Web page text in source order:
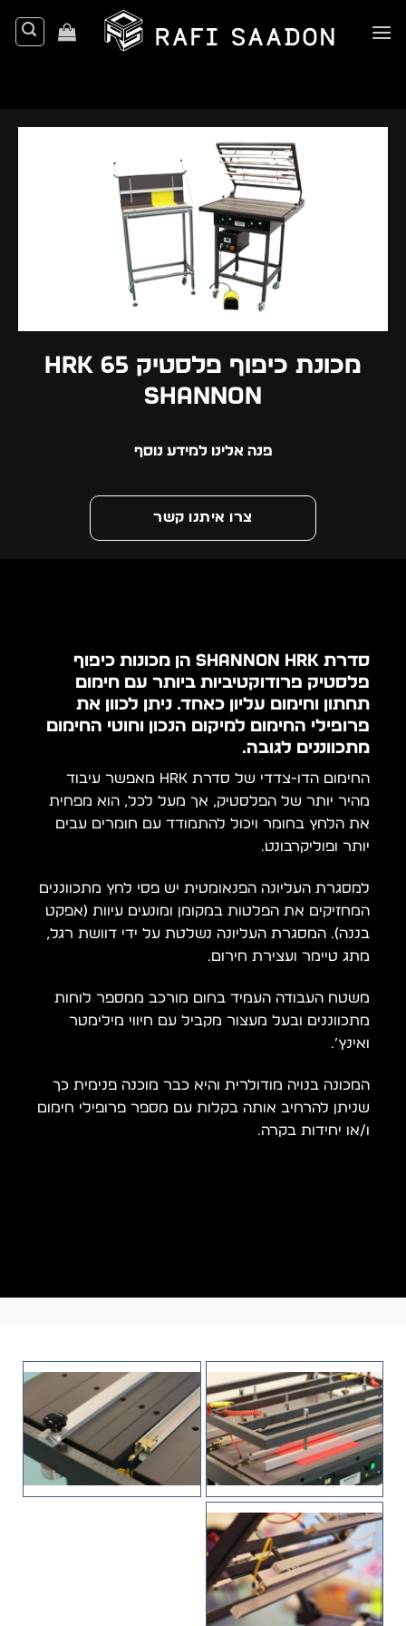
to
מכונת כיפוף פלסטיק HRK 65
shannon
פנה אלינו למידע נוסף
צרו איתנו קשר
סדרת Shannon HRK הן מכונות כיפוף
פלסטיק פרודוקטיביות ביותר עם חימום
תחתון וחימום עליון כאחד. ניתן לכוון את
פרופילי החימום למיקום הנכון וחוטי החימום
מתכווננים לגובה.
החימום הדו-צדדי של סדרת HRK מאפשר עיבוד
מהיר יותר של הפלסטיק, אך מעל לכל, הוא מפחית
את הלחץ בחומר ויכול להתמודד עם חומרים עבים
יותר ופוליקרבונט.
למסגרת העליונה הפנאומטית יש פסי לחץ מתכווננים
המחזיקים את הפלטות במקומן ומונעים עיוות (אפקט
בננה). המסגרת העליונה נשלטת על ידי דוושת רגל,
מתג טיימר ועצירת חירום.
משטח העבודה העמיד בחום מורכב ממספר לוחות
מתכווננים ובעל מעצור מקביל עם חיווי מילימטר
ואינץ’.
המכונה בנויה מודולרית והיא כבר מוכנה פנימית כך
שניתן להרחיב אותה בקלות עם מספר פרופילי חימום
ו/או יחידות בקרה.